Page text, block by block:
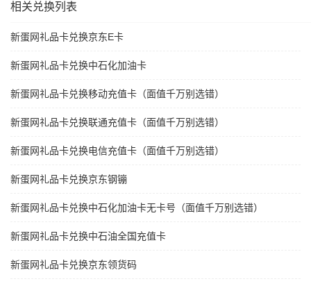
相关兑换列表
新蛋网礼品卡兑换京东E卡
新蛋网礼品卡兑换中石化加油卡
新蛋网礼品卡兑换移动充值卡（面值千万别选错）
新蛋网礼品卡兑换联通充值卡（面值千万别选错）
新蛋网礼品卡兑换电信充值卡（面值千万别选错）
新蛋网礼品卡兑换京东钢镚
新蛋网礼品卡兑换中石化加油卡无卡号（面值千万别选错）
新蛋网礼品卡兑换中石油全国充值卡
新蛋网礼品卡兑换京东领货码